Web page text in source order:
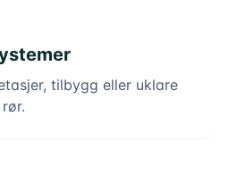
tilbygg eller uklare